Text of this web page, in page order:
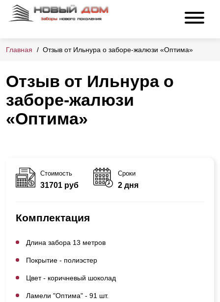
Главная Отзыв от Ильнура о заборе-жалюзи «Оптима»
Отзыв от Ильнура о
заборе-жалюзи
«Оптима»
Стоимость
31701 руб
Сроки
2 дня
Комплектация
Длина забора 13 метров
Покрытие - полиэстер
Цвет - коричневый шоколад
Ламели "Оптима" - 91 шт.